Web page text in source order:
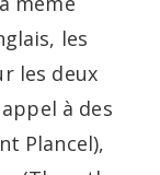
les
les deux
à des
Plancel),